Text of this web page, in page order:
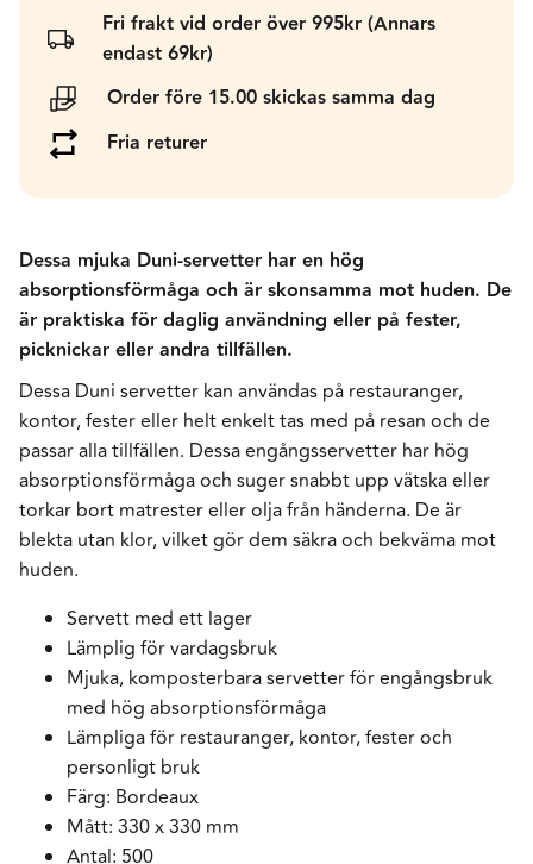
Fri frakt vid order över 995kr (Annars
endast 69kr)
Order före 15.00 skickas samma dag
Fria returer
Dessa mjuka Duni-servetter har en hög
absorptionsförmåga och är skonsamma mot huden. De
är praktiska för daglig användning eller på fester,
picknickar eller andra tillfällen.
Dessa Duni servetter kan användas på restauranger,
kontor, fester eller helt enkelt tas med på resan och de
passar alla tillfällen. Dessa engångsservetter har hög
absorptionsförmåga och suger snabbt upp vätska eller
torkar bort matrester eller olja från händerna. De är
blekta utan klor, vilket gör dem säkra och bekväma mot
huden.
Servett med ett lager
Lämplig för vardagsbruk
Mjuka, komposterbara servetter för engångsbruk
med hög absorptionsförmåga
Lämpliga för restauranger, kontor, fester och
personligt bruk
Färg: Bordeaux
Mått: 330 x 330 mm
Antal: 500